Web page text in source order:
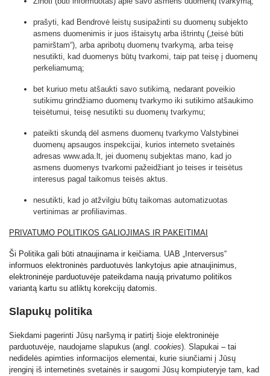
prašyti, kad Bendrovė leistų susipažinti su duomenų subjekto
asmens duomenimis ir juos ištaisytų arba ištrintų („teisė būti
pamirštam“), arba apribotų duomenų tvarkymą, arba teisę
nesutikti, kad duomenys būtų tvarkomi, taip pat teisę į duomenų
perkeliamumą;
bet kuriuo metu atšaukti savo sutikimą, nedarant poveikio
sutikimu grindžiamo duomenų tvarkymo iki sutikimo atšaukimo
teisėtumui, teisę nesutikti su duomenų tvarkymu;
pateikti skundą dėl asmens duomenų tvarkymo Valstybinei
duomenų apsaugos inspekcijai, kurios interneto svetainės
adresas www.ada.lt, jei duomenų subjektas mano, kad jo
asmens duomenys tvarkomi pažeidžiant jo teises ir teisėtus
interesus pagal taikomus teisės aktus.
nesutikti, kad jo atžvilgiu būtų taikomas automatizuotas
vertinimas ar profiliavimas.
PRIVATUMO POLITIKOS GALIOJIMAS IR PAKEITIMAI
Ši Politika gali būti atnaujinama ir keičiama. UAB „Interversus“
informuos elektroninės parduotuvės lankytojus apie atnaujinimus,
elektroninėje parduotuvėje pateikdama naują privatumo politikos
variantą kartu su atliktų korekcijų datomis.
Slapukų politika
Siekdami pagerinti Jūsų naršymą ir patirtį šioje elektroninėje
parduotuvėje, naudojame slapukus (angl. cookies). Slapukai – tai
nedidelės apimties informacijos elementai, kurie siunčiami į Jūsų
įrenginį iš internetinės svetainės ir saugomi Jūsų kompiuteryje tam, kad